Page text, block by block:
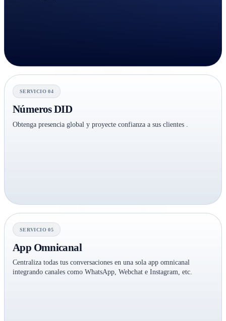
SERVICIO 04
Números DID
Obtenga presencia global y proyecte confianza a sus clientes .
SERVICIO 05
App Omnicanal
Centraliza todas tus conversaciones en una sola app omnicanal
integrando canales como WhatsApp, Webchat e Instagram, etc.